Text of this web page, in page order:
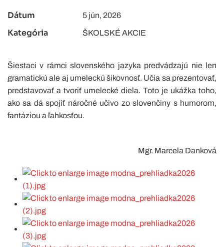
Dátum 5 jún, 2026
Kategória ŠKOLSKÉ AKCIE
Šiestaci v rámci slovenského jazyka predvádzajú nie len
gramatickú ale aj umeleckú šikovnosť. Učia sa prezentovať,
predstavovať a tvoriť umelecké diela. Toto je ukážka toho,
ako sa dá spojiť náročné učivo zo slovenčiny s humorom,
fantáziou a ľahkosťou.
Mgr. Marcela Danková